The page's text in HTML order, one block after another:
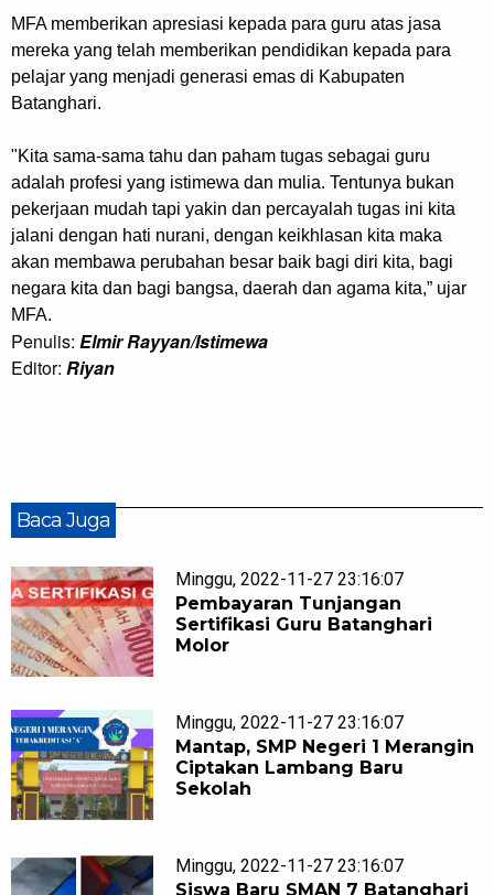
MFA memberikan apresiasi kepada para guru atas jasa
mereka yang telah memberikan pendidikan kepada para
pelajar yang menjadi generasi emas di Kabupaten
Batanghari.
"Kita sama-sama tahu dan paham tugas sebagai guru
adalah profesi yang istimewa dan mulia. Tentunya bukan
pekerjaan mudah tapi yakin dan percayalah tugas ini kita
jalani dengan hati nurani, dengan keikhlasan kita maka
akan membawa perubahan besar baik bagi diri kita, bagi
negara kita dan bagi bangsa, daerah dan agama kita,” ujar
MFA.
Penulis: Elmir Rayyan/Istimewa
Editor: Riyan
Baca Juga
Minggu, 2022-11-27 23:16:07
Pembayaran Tunjangan
Sertifikasi Guru Batanghari
Molor
Minggu, 2022-11-27 23:16:07
Mantap, SMP Negeri 1 Merangin
Ciptakan Lambang Baru
Sekolah
Minggu, 2022-11-27 23:16:07
Siswa Baru SMAN 7 Batanghari